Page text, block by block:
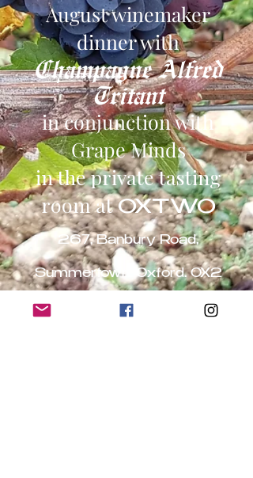
August winemaker
dinner with
Champagne Alfred
Tritant
in conjunction with
Grape Minds
in the private tasting
room atOXTWO
267, Banbury Road,
Summertown, Oxford. OX2
7HT